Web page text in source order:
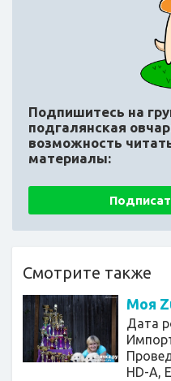
Подпишитесь на
подгалянская
возможность
материалы:
Смотрите также
Моя
Дата
HD-A,